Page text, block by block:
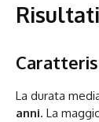
Risultati
La durata
anni. La